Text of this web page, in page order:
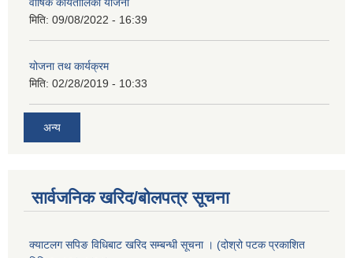
मिति: 09/08/2022 - 16:39
योजना तथ कार्यक्रम
मिति: 02/28/2019 - 10:33
अन्य
सार्वजनिक खरिद/बोलपत्र सूचना
क्याटलग सपिङ विधिबाट खरिद सम्बन्धी सूचना । (दोश्रो पटक प्रकाशित